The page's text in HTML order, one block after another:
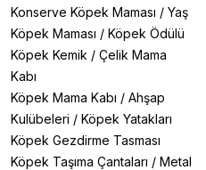
Konserve Köpek Maması / Yaş
Köpek Maması / Köpek Ödülü
Köpek Kemik / Çelik Mama
Kabı
Köpek Mama Kabı / Ahşap
Kulübeleri / Köpek Yatakları
Köpek Gezdirme Tasması
Köpek Taşıma Çantaları / Metal